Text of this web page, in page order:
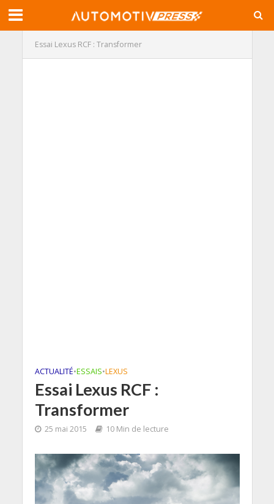
Essai Lexus RCF : Transformer
ACTUALITÉ•ESSAIS•LEXUS
Essai Lexus RCF :
Transformer
25 mai 2015 10 Min de lecture